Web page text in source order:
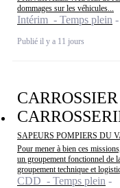
dommages sur les véhicules...
Intérim - Temps plein
Publié il y a 11 jours
SAPEURS POMPIERS DU
Pour mener à bien ces
un groupement fonctionnel de
groupement technique et
CDD - Temps plein